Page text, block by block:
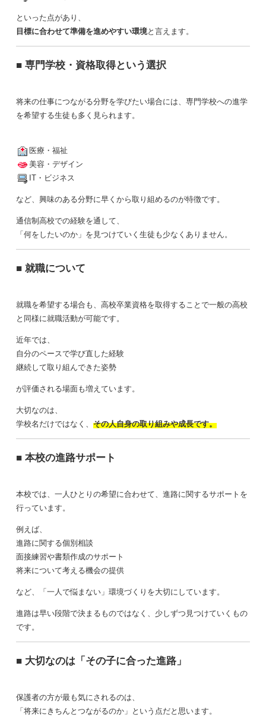
といった点があり、
目標に合わせて準備を進めやすい環境と言えます。
■ 専門学校・資格取得という選択
将来の仕事につながる分野を学びたい場合には、専門学校への進学
を希望する生徒も多く見られます。
医療・福祉
美容・デザイン
IT・ビジネス
など、興味のある分野に早くから取り組めるのが特徴です。
通信制高校での経験を通して、
「何をしたいのか」を見つけていく生徒も少なくありません。
■ 就職について
就職を希望する場合も、高校卒業資格を取得することで一般の高校
と同様に就職活動が可能です。
近年では、
自分のペースで学び直した経験
継続して取り組んできた姿勢
が評価される場面も増えています。
大切なのは、
学校名だけではなく、 その人自身の取り組みや成長です。
■ 本校の進路サポート
本校では、一人ひとりの希望に合わせて、進路に関するサポートを
行っています。
例えば、
進路に関する個別相談
面接練習や書類作成のサポート
将来について考える機会の提供
など、「一人で悩まない」環境づくりを大切にしています。
進路は早い段階で決まるものではなく、少しずつ見つけていくもの
です。
■ 大切なのは「その子に合った進路」
保護者の方が最も気にされるのは、
「将来にきちんとつながるのか」という点だと思います。